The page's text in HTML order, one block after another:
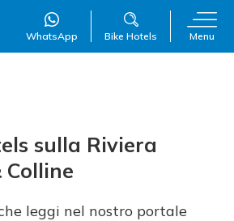
Menu
Bike Hotels
WhatsApp
sulla Riviera
leggi nel nostro portale